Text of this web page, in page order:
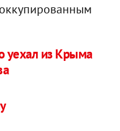
уехал из Крыма